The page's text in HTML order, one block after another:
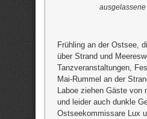
Frühling an der Ostsee,
über Strand und
Tanzveranstaltungen,
Mai-Rummel an der
Laboe ziehen Gäste von
und leider auch dunkle
Ostseekommissare Lux